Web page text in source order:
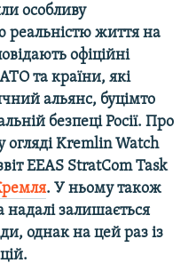
особливу
реальністю життя на
офіційні
та країни, які
альянс, ​буцімто
безпеці Росії. ​Про
Kremlin Watch
EEAS StratCom Task
. У ньому також
надалі залишається
однак на цей раз із